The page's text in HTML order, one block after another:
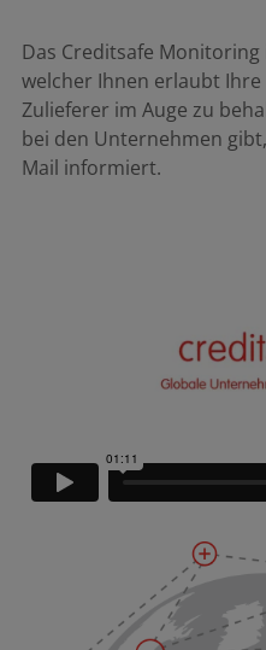
Das Creditsafe Monitoring
welcher Ihnen erlaubt
Zulieferer im Auge zu
bei den Unternehmen
Mail informiert.